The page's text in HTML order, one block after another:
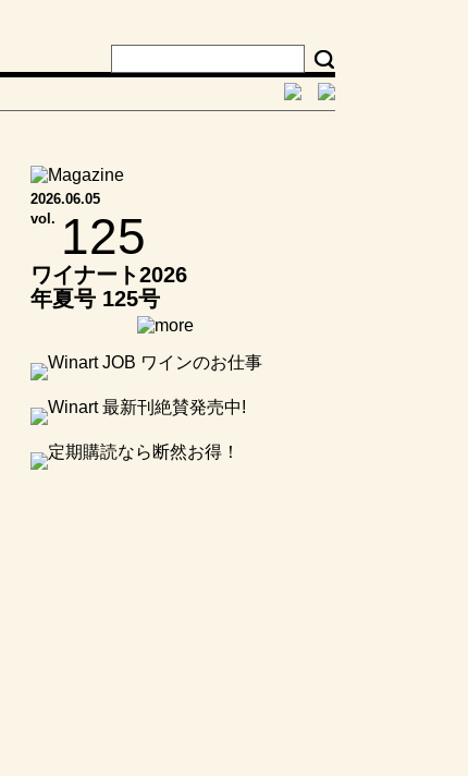
2026.06.05
vol. 125
ワイナート2026
年夏号 125号
日本ワイン 中国
るワイナリーの
実力 ～多彩なブ
ドウが描く、そ
の個性